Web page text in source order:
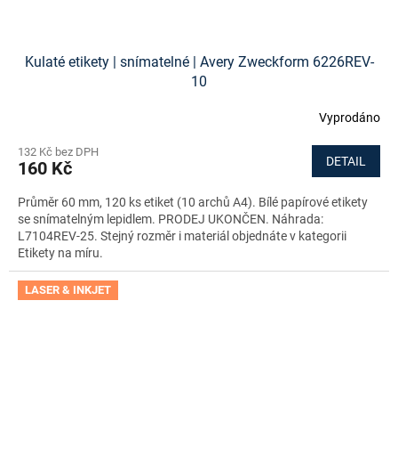
Kulaté etikety | snímatelné | Avery Zweckform 6226REV-
10
Vyprodáno
132 Kč bez DPH
160 Kč DETAIL
Průměr 60 mm, 120 ks etiket (10 archů A4). Bílé papírové etikety
se snímatelným lepidlem. PRODEJ UKONČEN. Náhrada:
L7104REV-25. Stejný rozměr i materiál objednáte v kategorii
Etikety na míru.
LASER & INKJET